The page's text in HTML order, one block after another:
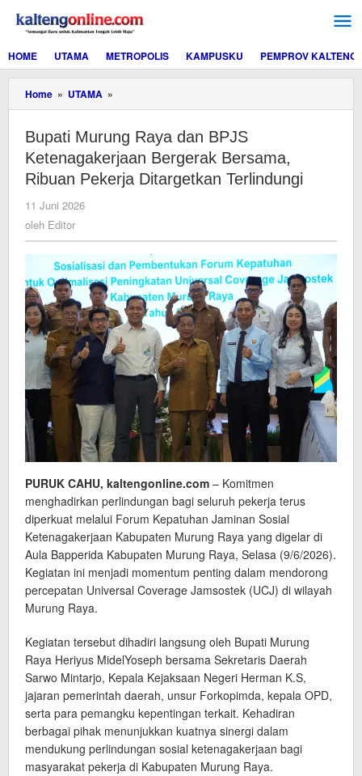
konten
HOME
UTAMA METROPOLIS KAMPUSKU PEMPROV KALTENG
Home » UTAMA »
Murung
dan
BPJS
Ketenagakerjaan
Bergerak
Ditargetkan
Terlindungi
Bupati Murung Raya dan BPJS
Ketenagakerjaan Bergerak Bersama,
Ribuan Pekerja Ditargetkan Terlindungi
11 Juni 2026
oleh Editor
PURUK CAHU, kaltengonline.com – Komitmen
menghadirkan perlindungan bagi seluruh pekerja terus
diperkuat melalui Forum Kepatuhan Jaminan Sosial
Ketenagakerjaan Kabupaten Murung Raya yang digelar di
Aula Bapperida Kabupaten Murung Raya, Selasa (9/6/2026).
Kegiatan ini menjadi momentum penting dalam mendorong
percepatan Universal Coverage Jamsostek (UCJ) di wilayah
Murung Raya.
Kegiatan tersebut dihadiri langsung oleh Bupati Murung
Raya Heriyus MidelYoseph bersama Sekretaris Daerah
Sarwo Mintarjo, Kepala Kejaksaan Negeri Herman K.S,
jajaran pemerintah daerah, unsur Forkopimda, kepala OPD,
serta para pemangku kepentingan terkait. Kehadiran
berbagai pihak menunjukkan kuatnya sinergi dalam
mendukung perlindungan sosial ketenagakerjaan bagi
masyarakat pekerja di Kabupaten Murung Raya.